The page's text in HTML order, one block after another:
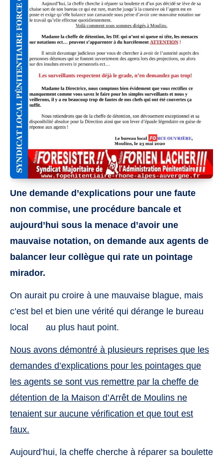
Une demande d’explications pour une faute
non commise, une procédure bancale et
aujourd’hui sous la menace d’avoir une
mauvaise notation, on demande aux agents de
balancer leur collègue qui rate un pointage
mirador.
On aurait pu croire à une mauvaise blague, mais
c’est bel et bien une vérité qui dérange le bureau
local
au plus haut point.
Nous avons démontré à plusieurs reprises que les
demandes d’explications pour les pointages que
les agents se sont vus remettre par la cheffe de
détention de la Maison d’Arrêt de Moulins ne
tenaient sur aucune vérification et que tout est
faux.
Aujourd’hui, la cheffe cherche à réparer sa boulette